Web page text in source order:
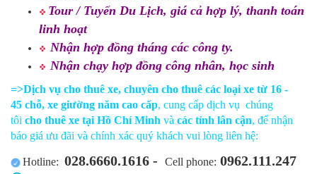
Tour / Tuyến Du Lịch, giá cả hợp lý, thanh toán
linh hoạt
Nhận hợp đồng tháng các công ty.
Nhận chạy hợp đồng công nhân, học sinh
=>Dịch vụ cho thuê xe, chuyên cho thuê các loại xe từ 16 -
45 chỗ, xe giường năm cao cấp, cung cấp dịch vụ chúng
tôi cho thuê xe tại Hồ Chí Minh và các tỉnh lân cận, để nhận
báo giá ưu đãi và chính xác quý khách vui lòng liên hệ:
Hotline: 028.6660.1616 - Cell phone: 0962.111.247